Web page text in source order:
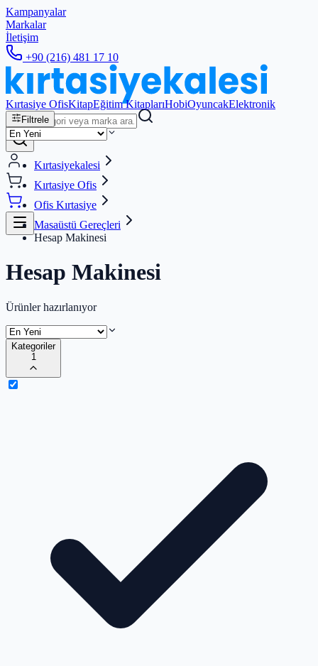
Kampanyalar
Markalar
İletişim
+90 (216) 481 17 10
Kırtasiye OfisKitapEğitim KitaplarıHobiOyuncakElektronik
Filtrele
Kırtasiyekalesi
Kırtasiye Ofis
Ofis Kırtasiye
Masaüstü Gereçleri
Hesap Makinesi
Hesap Makinesi
Ürünler hazırlanıyor
Kategoriler
1